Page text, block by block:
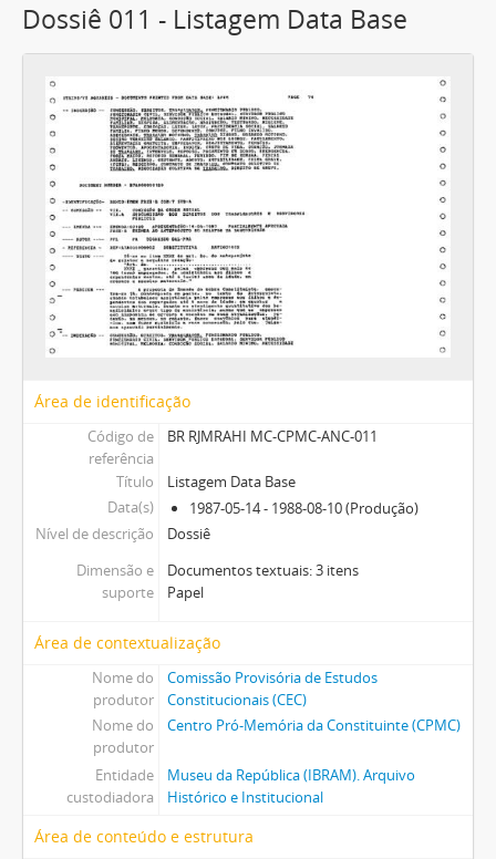
Dossiê 011 - Listagem Data Base
Área de identificação
Código de
referência
BR RJMRAHI MC-CPMC-ANC-011
Título
Listagem Data Base
Data(s)
1987-05-14 - 1988-08-10 (Produção)
Nível de descrição
Dossiê
Dimensão e
suporte
Documentos textuais: 3 itens
Papel
Área de contextualização
Nome do
produtor
Comissão Provisória de Estudos
Constitucionais (CEC)
Nome do
produtor
Centro Pró-Memória da Constituinte (CPMC)
Entidade
custodiadora
Museu da República (IBRAM). Arquivo
Histórico e Institucional
Área de conteúdo e estrutura